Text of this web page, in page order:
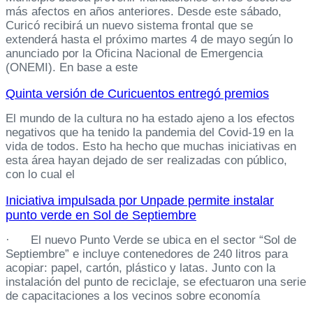
más afectos en años anteriores. Desde este sábado,
Curicó recibirá un nuevo sistema frontal que se
extenderá hasta el próximo martes 4 de mayo según lo
anunciado por la Oficina Nacional de Emergencia
(ONEMI). En base a este
Quinta versión de Curicuentos entregó premios
El mundo de la cultura no ha estado ajeno a los efectos
negativos que ha tenido la pandemia del Covid-19 en la
vida de todos. Esto ha hecho que muchas iniciativas en
esta área hayan dejado de ser realizadas con público,
con lo cual el
Iniciativa impulsada por Unpade permite instalar
punto verde en Sol de Septiembre
· El nuevo Punto Verde se ubica en el sector “Sol de
Septiembre” e incluye contenedores de 240 litros para
acopiar: papel, cartón, plástico y latas. Junto con la
instalación del punto de reciclaje, se efectuaron una serie
de capacitaciones a los vecinos sobre economía